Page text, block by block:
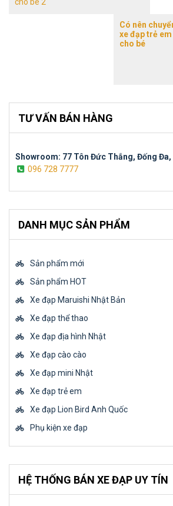
Có nên
xe đạp trẻ em
cho bé
TƯ VẤN BÁN HÀNG
Showroom: 77 Tôn Đức Thắng, Đống Đa,
096 728 7777
DANH MỤC SẢN PHẨM
Sản phẩm mới
Sản phẩm HOT
Xe đạp Maruishi Nhật Bản
Xe đạp thể thao
Xe đạp địa hình Nhật
Xe đạp cào cào
Xe đạp mini Nhật
Xe đạp trẻ em
Xe đạp Lion Bird Anh Quốc
Phụ kiện xe đạp
HỆ THỐNG BÁN XE ĐẠP UY TÍN